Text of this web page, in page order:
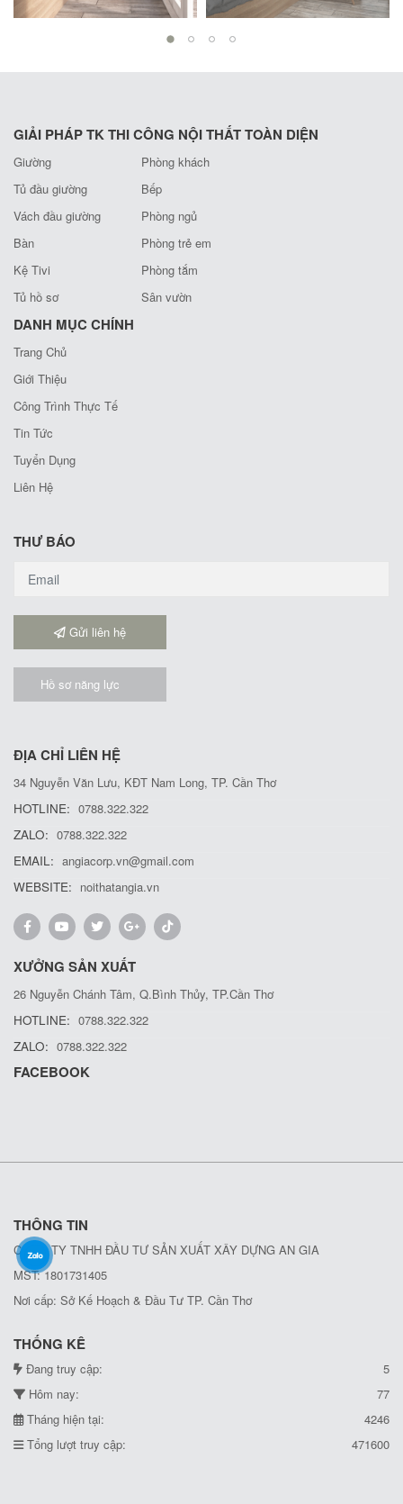
GIẢI PHÁP TK THI CÔNG NỘI THẤT TOÀN DIỆN
Giường
Tủ đầu giường
Vách đầu giường
Bàn
Kệ Tivi
Tủ hồ sơ
Phòng khách
Bếp
Phòng ngủ
Phòng trẻ em
Phòng tắm
Sân vườn
DANH MỤC CHÍNH
Trang Chủ
Giới Thiệu
Công Trình Thực Tế
Tin Tức
Tuyển Dụng
Liên Hệ
THƯ BÁO
Gửi liên hệ
Hồ sơ năng lực
ĐỊA CHỈ LIÊN HỆ
34 Nguyễn Văn Lưu, KĐT Nam Long, TP. Cần Thơ
HOTLINE: 0788.322.322
ZALO: 0788.322.322
EMAIL: angiacorp.vn@gmail.com
WEBSITE: noithatangia.vn
XƯỞNG SẢN XUẤT
26 Nguyễn Chánh Tâm, Q.Bình Thủy, TP.Cần Thơ
HOTLINE: 0788.322.322
ZALO: 0788.322.322
FACEBOOK
THÔNG TIN
CÔNG TY TNHH ĐẦU TƯ SẢN XUẤT XÂY DỰNG AN GIA
MST: 1801731405
Nơi cấp: Sở Kế Hoạch & Đầu Tư TP. Cần Thơ
THỐNG KÊ
Đang truy cập:
5
Hôm nay:
77
Tháng hiện tại:
4246
Tổng lượt truy cập:
471600